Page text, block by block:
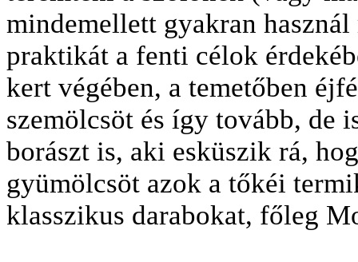
mindemellett gyakran
praktikát a fenti célok
kert végében, a temetőben
szemölcsöt és így tovább, de
borászt is, aki esküszik rá,
gyümölcsöt azok a tőkéi
klasszikus darabokat, főleg